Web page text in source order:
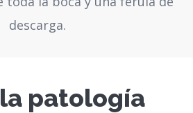
descarga.
patología